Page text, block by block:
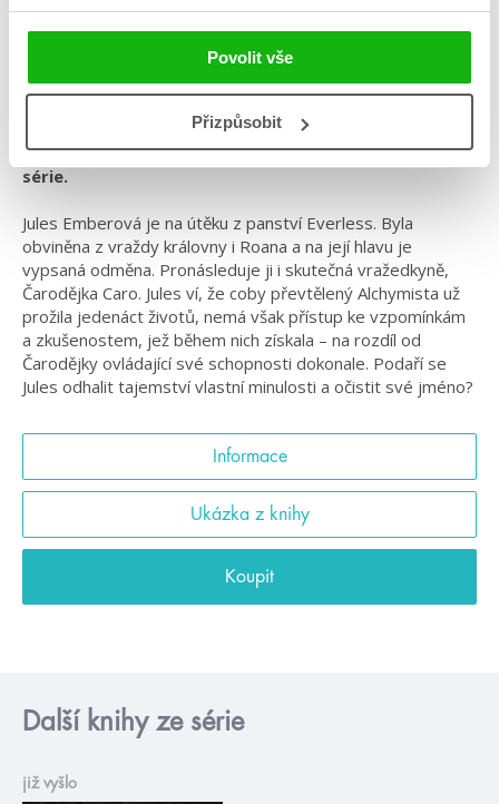
Povolit vše
Přizpůsobit
Žánr: Fantasy
Série: Everless
#everless #království #magie #saraholland
Čas je zbraň. Jen ona ví, jak ji použít. Závěrečný díl
série.
Jules Emberová je na útěku z panství Everless. Byla
obviněna z vraždy královny i Roana a na její hlavu je
vypsaná odměna. Pronásleduje ji i skutečná vražedkyně,
Čarodějka Caro. Jules ví, že coby převtělený Alchymista už
prožila jedenáct životů, nemá však přístup ke vzpomínkám
a zkušenostem, jež během nich získala – na rozdíl od
Čarodějky ovládající své schopnosti dokonale. Podaří se
Jules odhalit tajemství vlastní minulosti a očistit své jméno?
Informace
Ukázka z knihy
Koupit
Další knihy ze série
již vyšlo